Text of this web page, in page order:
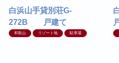
白浜山手貸別荘G-
272B 戸建て
和歌山 リゾート地 駐車場